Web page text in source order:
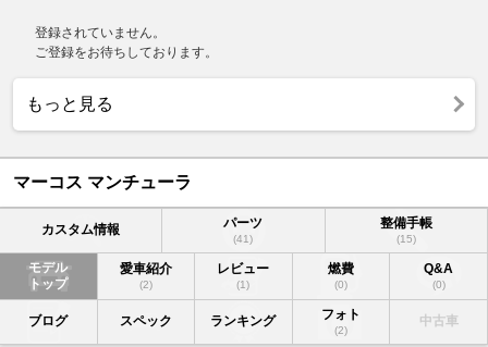
登録されていません。
ご登録をお待ちしております。
もっと見る
マーコス マンチューラ
カスタム情報 パーツ
(41)
整備手帳
(15)
モデル
トップ
愛車紹介
(2)
レビュー
(1)
燃費
(0)
Q&A
(0)
ブログ スペック ランキング フォト
(2)
中古車